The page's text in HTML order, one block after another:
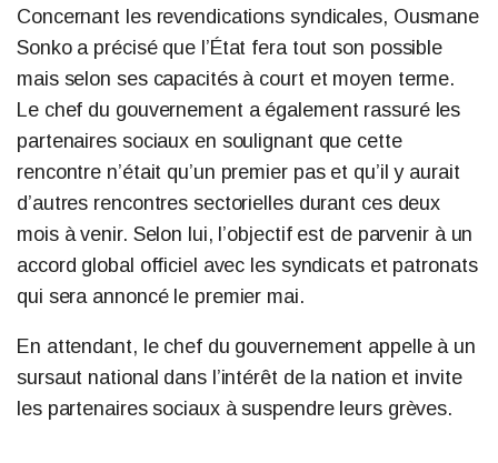
Concernant les revendications syndicales, Ousmane
Sonko a précisé que l’État fera tout son possible
mais selon ses capacités à court et moyen terme.
Le chef du gouvernement a également rassuré les
partenaires sociaux en soulignant que cette
rencontre n’était qu’un premier pas et qu’il y aurait
d’autres rencontres sectorielles durant ces deux
mois à venir. Selon lui, l’objectif est de parvenir à un
accord global officiel avec les syndicats et patronats
qui sera annoncé le premier mai.
En attendant, le chef du gouvernement appelle à un
sursaut national dans l’intérêt de la nation et invite
les partenaires sociaux à suspendre leurs grèves.